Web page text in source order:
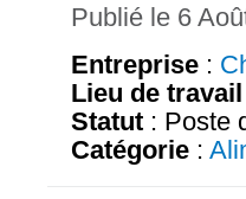
Publié le 6
Entreprise :
Lieu de travail
Statut : Poste
Catégorie :